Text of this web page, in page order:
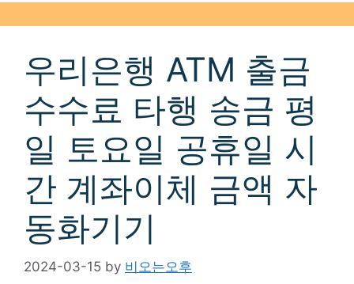
우리은행 ATM 출금
수수료 타행 송금 평
일 토요일 공휴일 시
간 계좌이체 금액 자
동화기기
2024-03-15 by 비오는오후